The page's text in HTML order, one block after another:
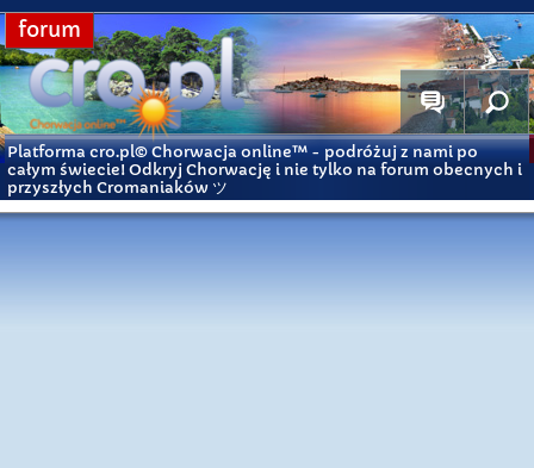
forum
Platforma cro.pl© Chorwacja online™ - podróżuj z nami po
całym świecie! Odkryj Chorwację i nie tylko na forum obecnych i
przyszłych Cromaniaków ツ